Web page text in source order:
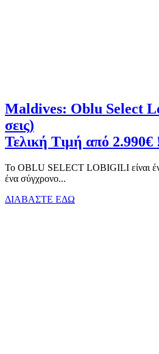
Maldives: Oblu Select
σεις)
Τελική Τιμή από 2.990€
Το OBLU SELECT LOBIGILI είναι
ένα σύγχρονο...
ΔΙΑΒΑΣΤΕ ΕΔΩ